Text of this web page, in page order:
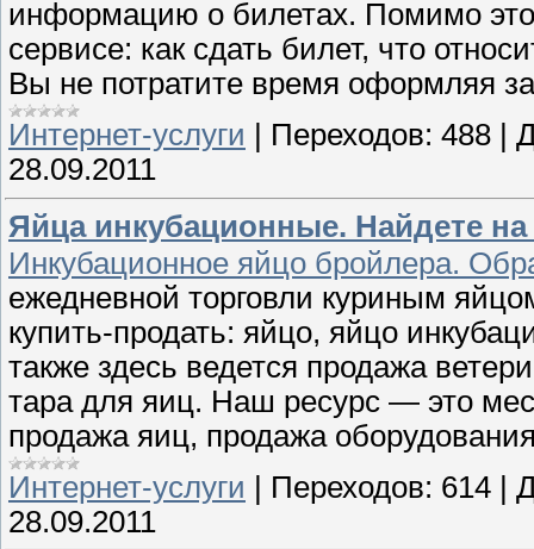
информацию о билетах. Помимо
сервисе: как сдать билет, что
Вы не потратите время оформляя
Интернет-услуги
Переходов: 488
28.09.2011
Яйца инкубационные. Найдете
Инкубационное яйцо бройлера.
ежедневной торговли куриным
купить-продать: яйцо, яйцо
также здесь ведется продажа
тара для яиц. Наш ресурс — это
продажа яиц, продажа
Интернет-услуги
Переходов: 614
28.09.2011